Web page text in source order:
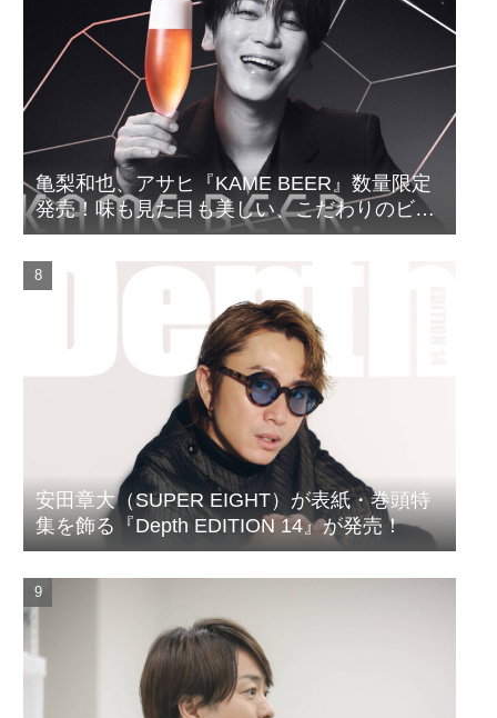
亀梨和也、アサヒ『KAME BEER』数量限定
発売！味も見た目も美しい、こだわりのビー
ルがついに完成
安田章大（SUPER EIGHT）が表紙・巻頭特
集を飾る『Depth EDITION 14』が発売！